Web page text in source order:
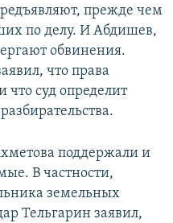
прежде чем
по делу. И Абдишев,
обвинения.
что права
суд определит
поддержали и
В частности,
земельных
Тельгарин заявил,